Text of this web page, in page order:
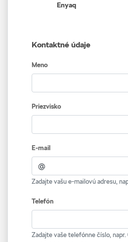
Enyaq
Kontaktné údaje
Meno
Priezvisko
E-mail
Zadajte vašu e-mailovú adresu,
Telefón
Zadajte vaše telefónne číslo,